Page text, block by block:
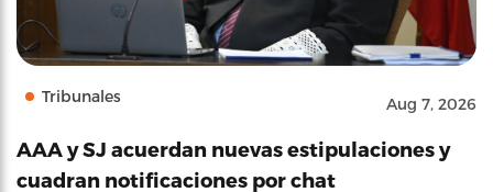
Tribunales Aug 7, 2026
AAA y SJ acuerdan nuevas estipulaciones y
cuadran notificaciones por chat